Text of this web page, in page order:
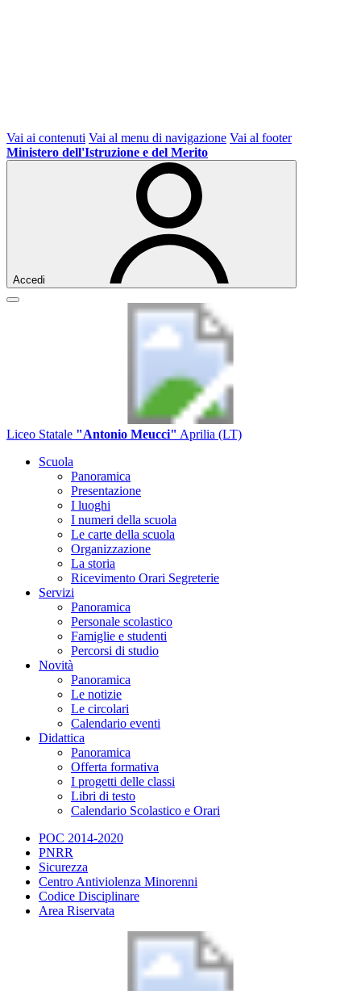
Vai ai contenuti Vai al menu di navigazione Vai al footer
Ministero dell'Istruzione e del Merito
Accedi
Liceo Statale "Antonio Meucci" Aprilia (LT)
Scuola
Panoramica
Presentazione
I luoghi
I numeri della scuola
Le carte della scuola
Organizzazione
La storia
Ricevimento Orari Segreterie
Servizi
Panoramica
Personale scolastico
Famiglie e studenti
Percorsi di studio
Novità
Panoramica
Le notizie
Le circolari
Calendario eventi
Didattica
Panoramica
Offerta formativa
I progetti delle classi
Libri di testo
Calendario Scolastico e Orari
POC 2014-2020
PNRR
Sicurezza
Centro Antiviolenza Minorenni
Codice Disciplinare
Area Riservata